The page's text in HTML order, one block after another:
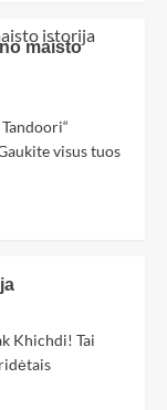
maisto
visus tuos
Khichdi! Tai